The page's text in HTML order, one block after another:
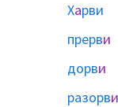
Харви
прерви
дорви
разорви